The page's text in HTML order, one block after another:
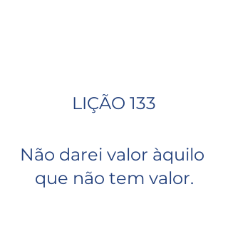
LIÇÃO 133
Não darei valor àquilo
que não tem valor.